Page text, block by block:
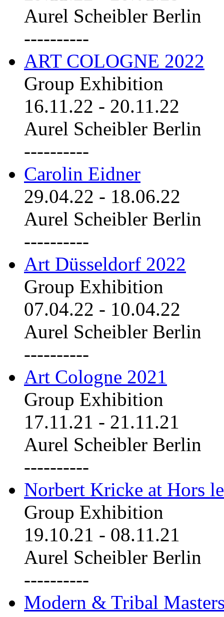
Aurel Scheibler Berlin
----------
ART COLOGNE 2022
Group Exhibition
16.11.22 - 20.11.22
Aurel Scheibler Berlin
----------
Carolin Eidner
29.04.22 - 18.06.22
Aurel Scheibler Berlin
----------
Art Düsseldorf 2022
Group Exhibition
07.04.22 - 10.04.22
Aurel Scheibler Berlin
----------
Art Cologne 2021
Group Exhibition
17.11.21 - 21.11.21
Aurel Scheibler Berlin
----------
Norbert Kricke at Hors
Group Exhibition
19.10.21 - 08.11.21
Aurel Scheibler Berlin
----------
Modern & Tribal